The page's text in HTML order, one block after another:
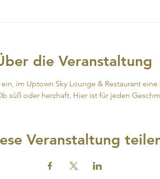
die Veranstaltung
im Uptown Sky Lounge & Restaurant
süß oder herzhaft. Hier ist für jeden
Veranstaltung